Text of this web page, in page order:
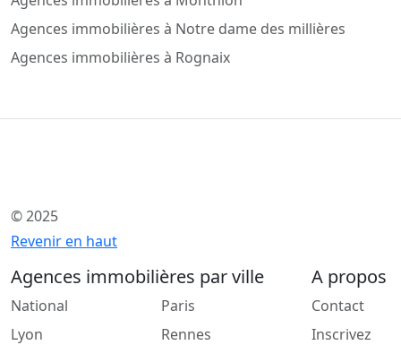
Agences immobilières à Notre dame des millières
Agences immobilières à Rognaix
© 2025
Revenir en haut
Agences immobilières par ville
National
Lyon
Paris
Rennes
A propos
Contact
Inscrivez